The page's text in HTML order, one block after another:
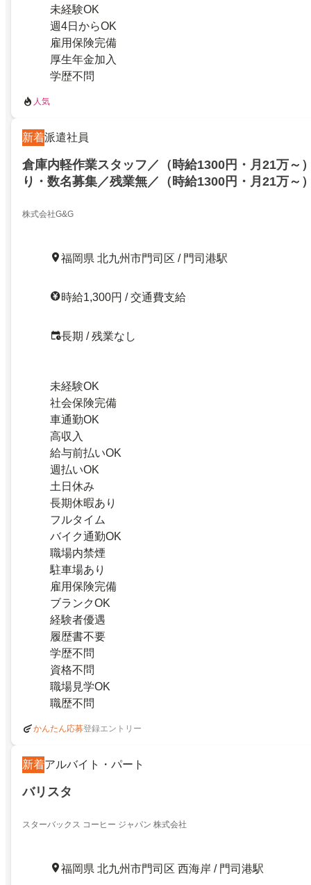
未経験OK
週4日からOK
雇用保険完備
厚生年金加入
学歴不問
人気
新着派遣社員
倉庫内軽作業スタッフ／（時給1300円・月21万～
り・数名募集／残業無／（時給1300円・月21万～
株式会社G&G
福岡県 北九州市門司区 / 門司港駅
時給1,300円 / 交通費支給
長期 / 残業なし
未経験OK
社会保険完備
車通勤OK
高収入
給与前払いOK
週払いOK
土日休み
長期休暇あり
フルタイム
バイク通勤OK
職場内禁煙
駐車場あり
雇用保険完備
ブランクOK
経験者優遇
履歴書不要
学歴不問
資格不問
職場見学OK
職歴不問
かんたん応募登録エントリー
新着アルバイト・パート
バリスタ
スターバックス コーヒー ジャパン 株式会社
福岡県 北九州市門司区 西海岸 / 門司港駅